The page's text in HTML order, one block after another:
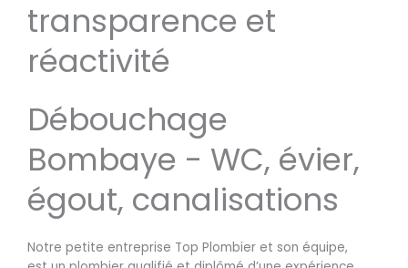
transparence et
réactivité
Débouchage
Bombaye - WC, évier,
égout, canalisations
Notre petite entreprise Top Plombier et son équipe,